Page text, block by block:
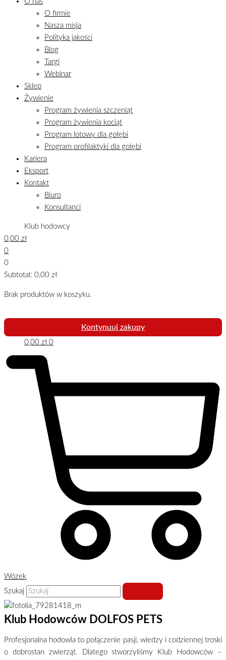
O firmie
Nasza misja
Polityka jakości
Blog
Targi
Webinar
Sklep
Żywienie
Program żywienia szczeniąt
Program żywienia kociąt
Program lotowy dla gołębi
Program profilaktyki dla gołębi
Kariera
Eksport
Kontakt
Biuro
Konsultanci
Klub hodowcy
0,00 zł
0
0
Subtotal: 0,00 zł
Brak produktów w koszyku.
Kontynuuj zakupy
0,00 zł 0
Wózek
Szukaj
Klub Hodowców DOLFOS PETS
Profesjonalna hodowla to połączenie pasji, wiedzy i codziennej troski
o dobrostan zwierząt. Dlatego stworzyliśmy Klub Hodowców –